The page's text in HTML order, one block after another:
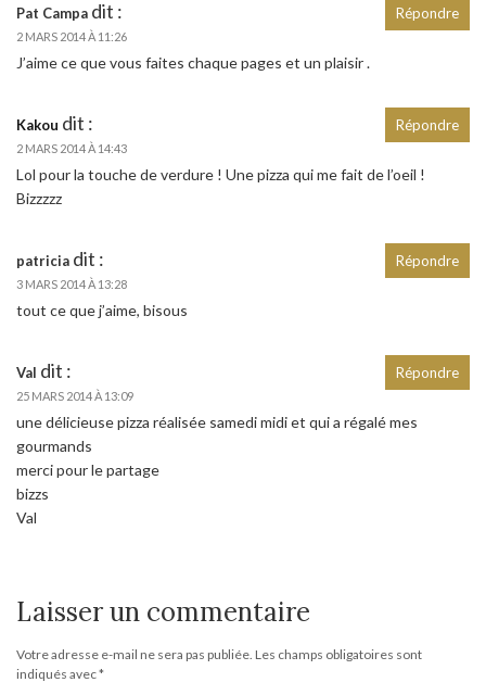
Pat Campa dit :
2 MARS 2014 À 11:26
J’aime ce que vous faites chaque pages et un plaisir .
Répondre
Kakou dit :
2 MARS 2014 À 14:43
Lol pour la touche de verdure ! Une pizza qui me fait de l’oeil !
Bizzzzz
Répondre
patricia dit :
3 MARS 2014 À 13:28
tout ce que j’aime, bisous
Répondre
Val dit :
25 MARS 2014 À 13:09
une délicieuse pizza réalisée samedi midi et qui a régalé mes
gourmands
merci pour le partage
bizzs
Val
Répondre
Laisser un commentaire
Votre adresse e-mail ne sera pas publiée. Les champs obligatoires sont
indiqués avec*